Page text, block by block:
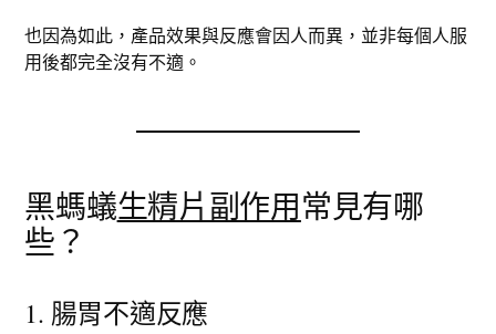
也因為如此，產品效果與反應會因人而異，並非每個人服
用後都完全沒有不適。
黑螞蟻生精片副作用常見有哪
些？
1. 腸胃不適反應